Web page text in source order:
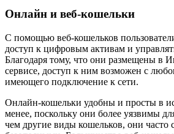
Онлайн и веб-кошельки
С помощью веб-кошельков
доступ к цифровым активам и
Благодаря тому, что они размещены в
сервисе, доступ к ним возможен с
имеющего подключение к сети.
Онлайн-кошельки удобны и просты в
менее, поскольку они более уязвимы
чем другие виды кошельков, они часто